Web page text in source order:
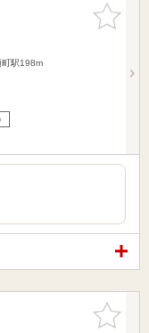
お気に入
りに追加
町駅198m
お気に入
りに追加